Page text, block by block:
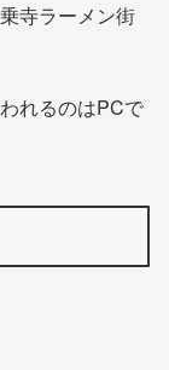
寺ラーメン街
れるのはPCで